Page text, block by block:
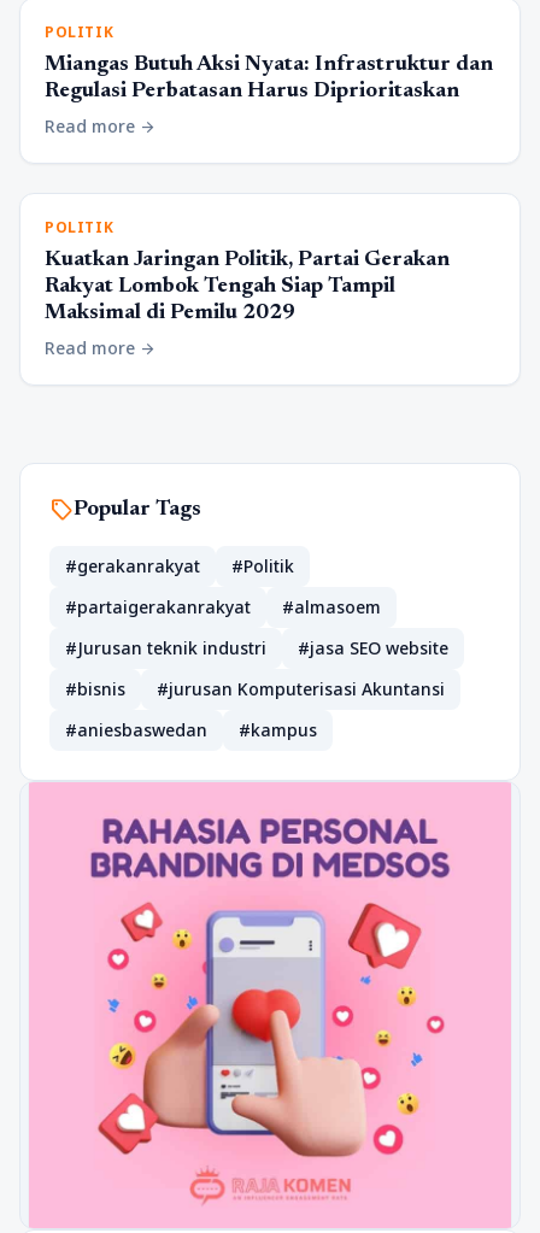
POLITIK
Miangas Butuh Aksi Nyata: Infrastruktur dan
Regulasi Perbatasan Harus Diprioritaskan
Read more arrow_forward
POLITIK
Kuatkan Jaringan Politik, Partai Gerakan
Rakyat Lombok Tengah Siap Tampil
Maksimal di Pemilu 2029
Read more arrow_forward
sellPopular Tags
#gerakanrakyat
#Politik
#partaigerakanrakyat
#almasoem
#Jurusan teknik industri
#jasa SEO website
#bisnis
#jurusan Komputerisasi Akuntansi
#aniesbaswedan
#kampus